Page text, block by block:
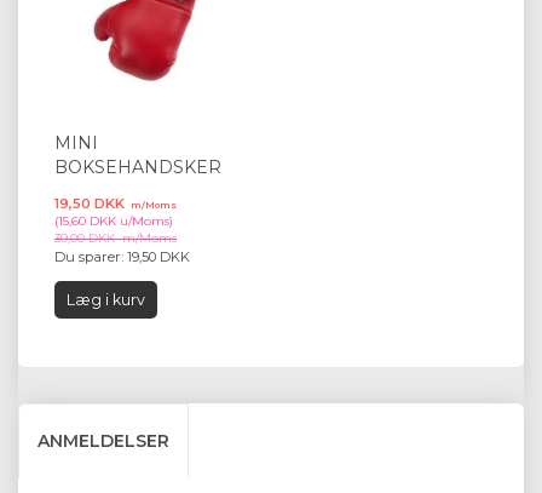
MINI
BOKSEHANDSKER
19,50 DKK m/Moms
(15,60 DKK u/Moms)
39,00 DKKm/Moms
Du sparer: 19,50 DKK
Læg i kurv
ANMELDELSER